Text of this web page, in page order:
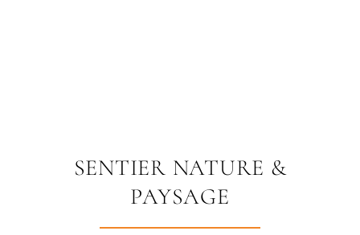
SENTIER NATURE &
PAYSAGE